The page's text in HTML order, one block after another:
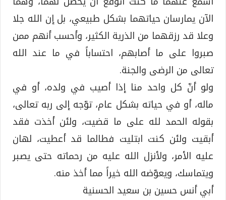
الآن يمارسان حياتهما بشكل طبيعي، بل إن الله جلا
وعلا قد رزقهما من الذرية الكثير، وأحسب أنهم ممن
صبروا على ما أصابهم، احتساباً في ما عند الله
تعالى من الرضى والجنة.
ولو أنّ كل واحد منا إذا أصيب في ولده، أو في
ماله، أو في حياته بشكل عام، توّجه إلى ربه تعالى،
بقوله الحمد لله على ما قضيت، ولئن أخذت فقد
أبقيت ولئن كنت ابتليت فطالما قد أعطيت، لهان
عليه الأمر، ولأنزل الله عليه من رحماته حتى يصبر
ويتماسك، ويعوّضه الله خيراً مما أخذ منه.
أبي أنس حسين بن سعيد الحسنية